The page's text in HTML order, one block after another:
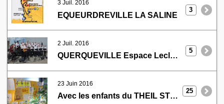
3 Juil. 2016
EQUEURDREVILLE LA SALINE
3
2 Juil. 2016
QUERQUEVILLE Espace Leclerc
5
23 Juin 2016
Avec les enfants du THEIL ST PIERRE EGLISE
25